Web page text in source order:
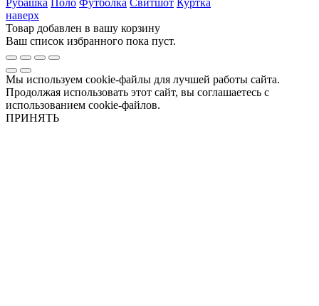
Рубашка Поло Футболка Свитшот Куртка
наверх
Товар добавлен в вашу корзину
Ваш список избранного пока пуст.
Мы используем cookie-файлы для лучшей работы сайта.
Продолжая использовать этот сайт, вы соглашаетесь с
использованием cookie-файлов.
ПРИНЯТЬ